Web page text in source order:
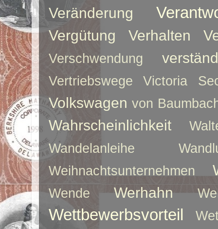
Veränderung
Vergütung Verhalten
Verschwendung
Vertriebswege Victoria
Volkswagen von
Wahrscheinlichkeit
Wandelanleihe
Weihnachtsunternehmen
Wende Werhahn
Wettbewerbsvorteil